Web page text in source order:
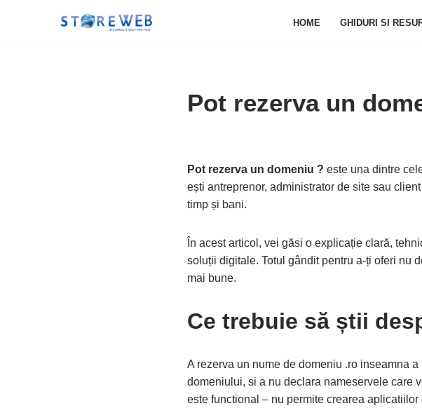
HOME GHIDURI SI
Pot rezerva un
Pot rezerva un domeniu ? este una dintre
ești antreprenor, administrator de site sau
timp și bani.
În acest articol, vei găsi o explicație clară,
soluții digitale. Totul gândit pentru a-ți oferi nu
mai bune.
Ce trebuie să știi
A rezerva un nume de domeniu .ro inseamna
domeniului, si a nu declara nameservele care
este functional – nu permite crearea